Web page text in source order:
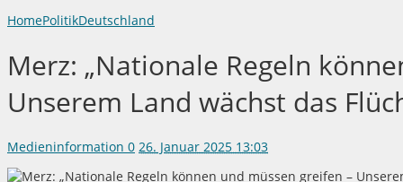
HomePolitikDeutschland
Merz: „Nationale Regeln
Unserem Land wächst das
Medieninformation 0 26. Januar 2025 13:03